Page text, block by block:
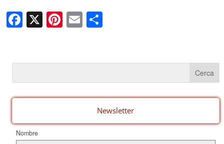
F
a
e
b
o
k
X Pi
nt
e
st
E
m
C
p
ar
te
ix
Newsletter
Nombre